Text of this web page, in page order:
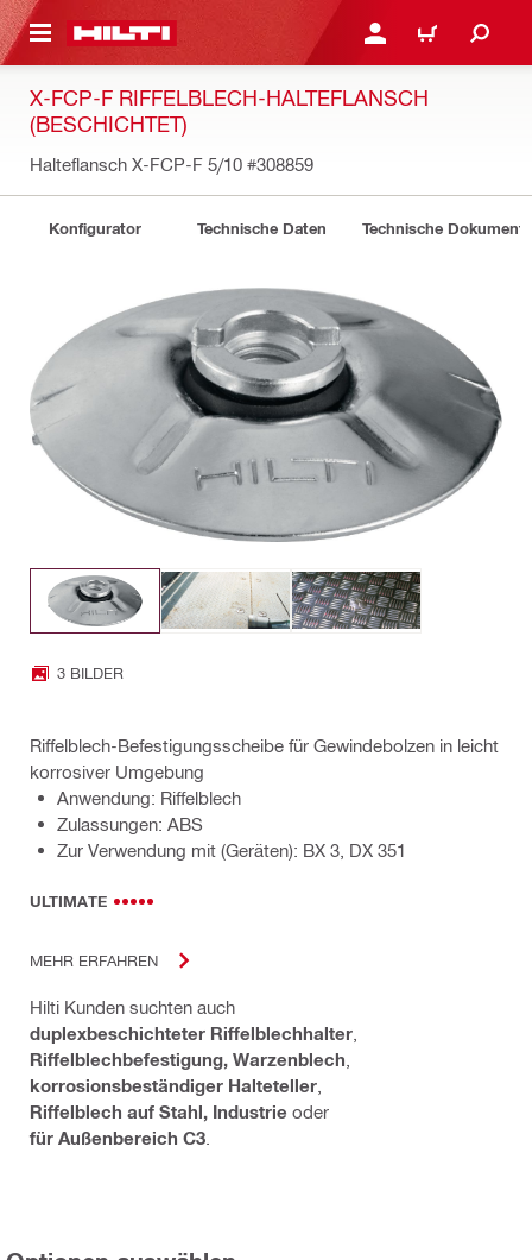
ANMELDEN ODER
WARENKORB
X-FCP-F RIFFELBLECH-HALTEFLANSCH
(BESCHICHTET)
Halteflansch X-FCP-F 5/10 #308859
Konfigurator Technische Daten Technische Dokumente
3 BILDER
Riffelblech-Befestigungsscheibe für Gewindebolzen in leicht
korrosiver Umgebung
Anwendung: Riffelblech
Zulassungen: ABS
Zur Verwendung mit (Geräten): BX 3, DX 351
ULTIMATE
MEHR ERFAHREN
Hilti Kunden suchten auch
duplexbeschichteter Riffelblechhalter
Riffelblechbefestigung, Warzenblech
korrosionsbeständiger Halteteller
Riffelblech auf Stahl, Industrie oder
für Außenbereich C3